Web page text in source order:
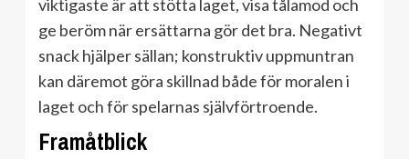
viktigaste är att stötta laget, visa tålamod och
ge beröm när ersättarna gör det bra. Negativt
snack hjälper sällan; konstruktiv uppmuntran
kan däremot göra skillnad både för moralen i
laget och för spelarnas självförtroende.
Framåtblick